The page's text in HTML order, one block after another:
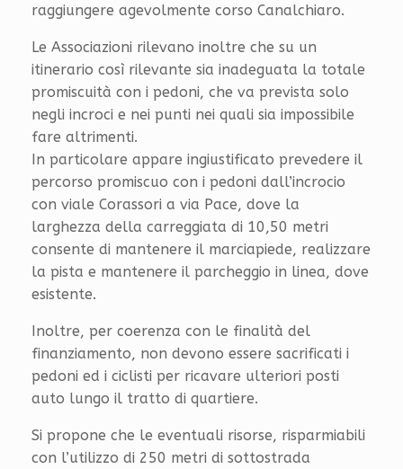
raggiungere agevolmente corso Canalchiaro.
Le Associazioni rilevano inoltre che su un
itinerario così rilevante sia inadeguata la totale
promiscuità con i pedoni, che va prevista solo
negli incroci e nei punti nei quali sia impossibile
fare altrimenti.
In particolare appare ingiustificato prevedere il
percorso promiscuo con i pedoni dall’incrocio
con viale Corassori a via Pace, dove la
larghezza della carreggiata di 10,50 metri
consente di mantenere il marciapiede, realizzare
la pista e mantenere il parcheggio in linea, dove
esistente.
Inoltre, per coerenza con le finalità del
finanziamento, non devono essere sacrificati i
pedoni ed i ciclisti per ricavare ulteriori posti
auto lungo il tratto di quartiere.
Si propone che le eventuali risorse, risparmiabili
con l’utilizzo di 250 metri di sottostrada